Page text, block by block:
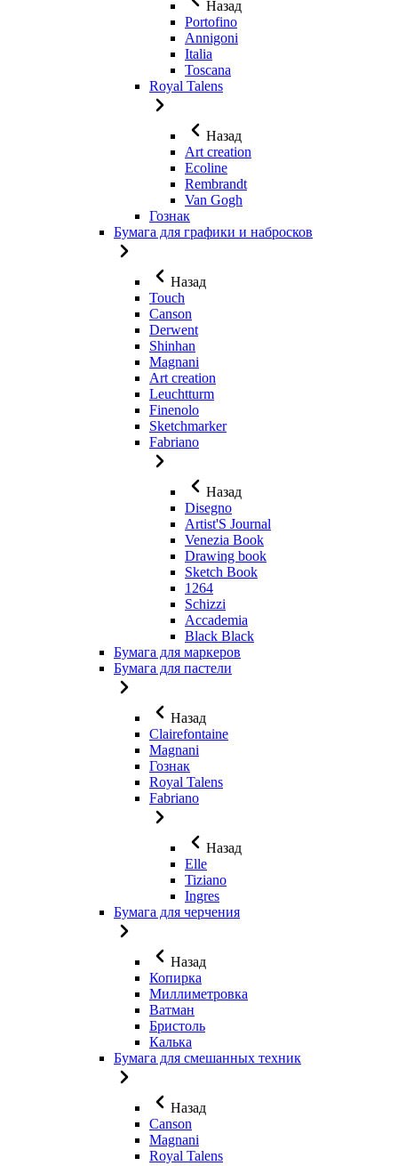
Назад
Portofino
Annigoni
Italia
Toscana
Royal Talens
Назад
Art creation
Ecoline
Rembrandt
Van Gogh
Гознак
Бумага для графики и набросков
Назад
Touch
Canson
Derwent
Shinhan
Magnani
Art creation
Leuchtturm
Finenolo
Sketchmarker
Fabriano
Назад
Disegno
Artist'S Journal
Venezia Book
Drawing book
Sketch Book
1264
Schizzi
Accademia
Black Black
Бумага для маркеров
Бумага для пастели
Назад
Clairefontaine
Magnani
Гознак
Royal Talens
Fabriano
Назад
Elle
Tiziano
Ingres
Бумага для черчения
Назад
Копирка
Миллиметровка
Ватман
Бристоль
Калька
Бумага для смешанных техник
Назад
Canson
Magnani
Royal Talens